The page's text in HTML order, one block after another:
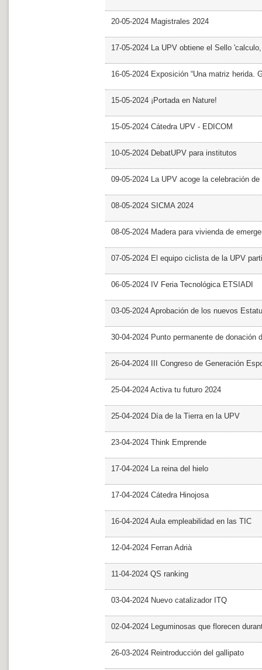
20-05-2024 Magistrales 2024
17-05-2024 La UPV obtiene el Sello
16-05-2024 Exposición “Una matriz herida.
15-05-2024 ¡Portada en Nature!
15-05-2024 Cátedra UPV - EDICOM
10-05-2024 DebatUPV para institutos
09-05-2024 La UPV acoge la celebración
08-05-2024 SICMA 2024
08-05-2024 Madera para vivienda de
07-05-2024 El equipo ciclista de la UPV
06-05-2024 IV Feria Tecnológica ETSIADI
03-05-2024 Aprobación de los nuevos
30-04-2024 Punto permanente de donación
26-04-2024 III Congreso de Generación
25-04-2024 Activa tu futuro 2024
25-04-2024 Día de la Tierra en la UPV
23-04-2024 Think Emprende
17-04-2024 La reina del hielo
17-04-2024 Cátedra Hinojosa
16-04-2024 Aula empleabilidad en las TIC
12-04-2024 Ferran Adrià
11-04-2024 QS ranking
03-04-2024 Nuevo catalizador ITQ
02-04-2024 Leguminosas que florecen
26-03-2024 Reintroducción del gallipato